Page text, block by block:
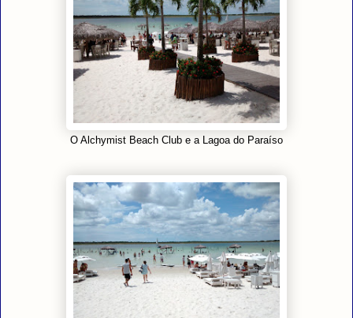
O Alchymist Beach Club e a Lagoa do Paraíso